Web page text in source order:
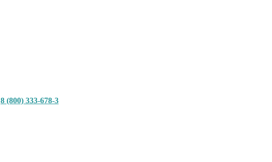
8 (800) 333-678-3